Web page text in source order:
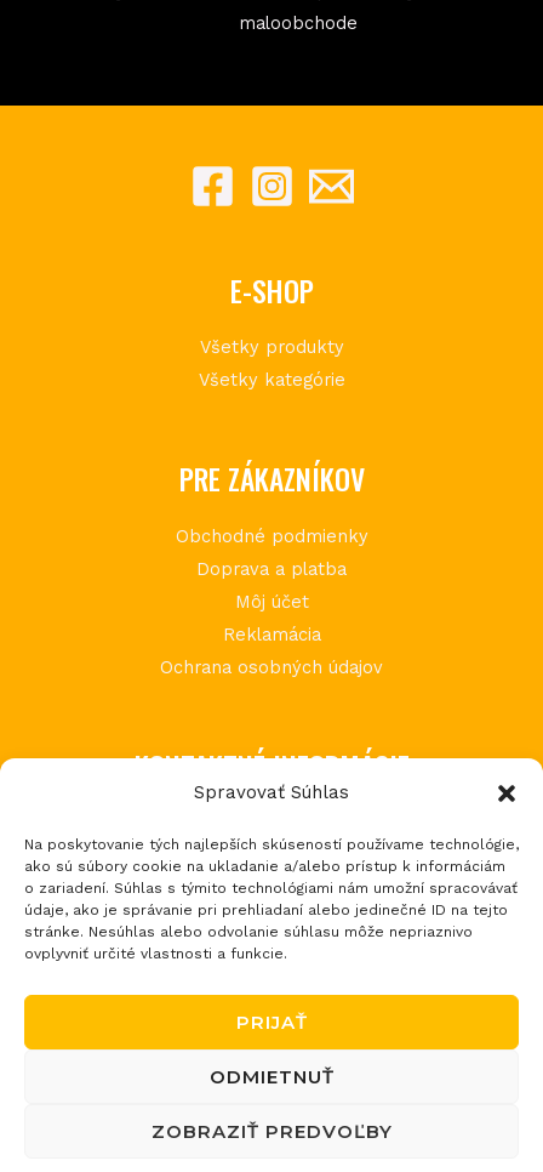
Spravovať Súhlas
Na poskytovanie tých najlepších skúseností používame technológie,
ako sú súbory cookie na ukladanie a/alebo prístup k informáciám
o zariadení. Súhlas s týmito technológiami nám umožní spracovávať
údaje, ako je správanie pri prehliadaní alebo jedinečné ID na tejto
stránke. Nesúhlas alebo odvolanie súhlasu môže nepriaznivo
ovplyvniť určité vlastnosti a funkcie.
PRIJAŤ
ODMIETNUŤ
ZOBRAZIŤ PREDVOĽBY
maloobchode
E-SHOP
Všetky produkty
Všetky kategórie
PRE ZÁKAZNÍKOV
Obchodné podmienky
Doprava a platba
Môj účet
Reklamácia
Ochrana osobných údajov
KONTAKTNÉ INFORMÁCIE
Považská Teplá 602
017 05 Považská Bystrica 5
tel.: +421 903 232 273
email: loptos@loptos.sk
Copyright © 2026 Loptoš - športové potreby